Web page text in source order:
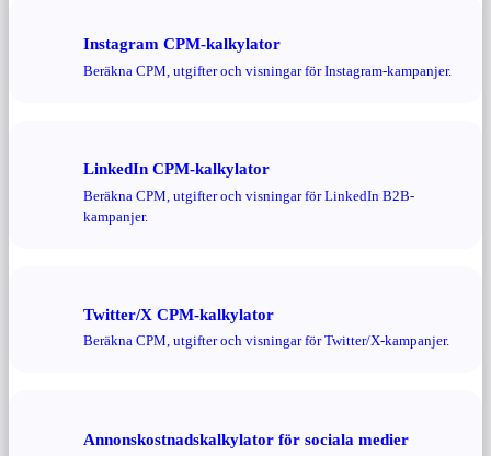
Instagram CPM-kalkylator
Beräkna CPM, utgifter och visningar för Instagram-kampanjer.
LinkedIn CPM-kalkylator
Beräkna CPM, utgifter och visningar för LinkedIn B2B-
kampanjer.
Twitter/X CPM-kalkylator
Beräkna CPM, utgifter och visningar för Twitter/X-kampanjer.
Annonskostnadskalkylator för sociala medier